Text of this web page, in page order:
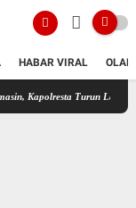
HABAR VIRAL
Langsung Pastikan